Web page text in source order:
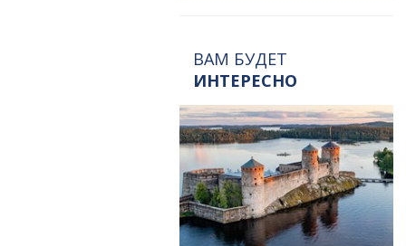
ВАМ БУДЕТ
ИНТЕРЕСНО